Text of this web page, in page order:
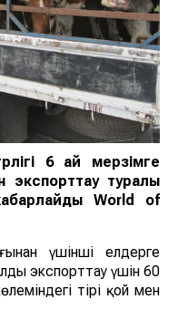
6 ай мерзімге
туралы
World of
үшінші елдерге
экспорттау үшін 60
тірі қой мен